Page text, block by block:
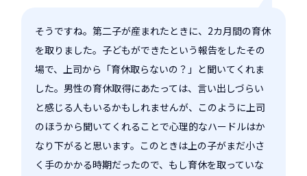
そうですね。第二子が産まれたときに、2カ月間の育休
を取りました。子どもができたという報告をしたその
場で、上司から「育休取らないの？」と聞いてくれま
した。男性の育休取得にあたっては、言い出しづらい
と感じる人もいるかもしれませんが、このように上司
のほうから聞いてくれることで心理的なハードルはか
なり下がると思います。このときは上の子がまだ小さ
く手のかかる時期だったので、もし育休を取っていな